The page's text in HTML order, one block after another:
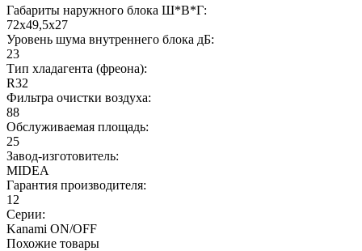
Габариты наружного блока Ш*В*Г:
72x49,5x27
Уровень шума внутреннего блока дБ:
23
Тип хладагента (фреона):
R32
Фильтра очистки воздуха:
88
Обслуживаемая площадь:
25
Завод-изготовитель:
MIDEA
Гарантия производителя:
12
Серии:
Kanami ON/OFF
Похожие товары